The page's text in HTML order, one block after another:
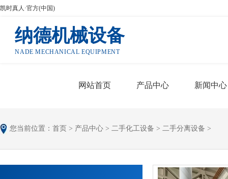
凯时真人·官方(中国)
纳德机械设备
NADE MECHANICAL EQUIPMENT
网站首页 产品中心 新闻中心
您当前位置： 首页 > 产品中心 > 二手化工设备 > 二手分离设备 >